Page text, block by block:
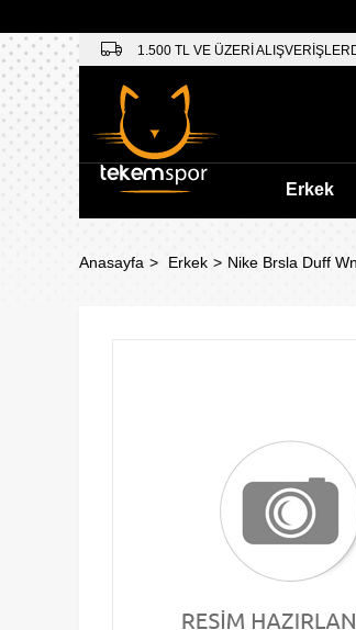
1.500 TL VE ÜZERİ
Erkek
Anasayfa Erkek Nike Brsla Duff